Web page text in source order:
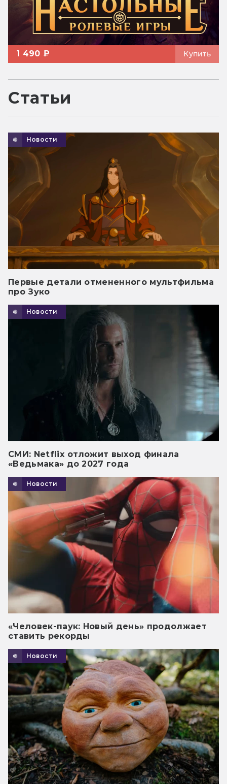
1 490 ₽ Купить
Статьи
Новости
Первые детали отмененного мультфильма
про Зуко
Новости
СМИ: Netflix отложит выход финала
«Ведьмака» до 2027 года
Новости
«Человек-паук: Новый день» продолжает
ставить рекорды
Новости